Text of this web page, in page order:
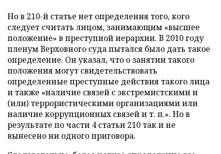
Но в 210-й статье нет определения того, кого
следует считать лицом, занимающим «высшее
положение» в преступной иерархии. В 2010 году
пленум Верховного суда пытался было дать такое
определение. Он указал, что о занятии такого
положения могут свидетельствовать
определенные преступные действия такого лица
и также «наличие связей с экстремистскими и
(или) террористическими организациями или
наличие коррупционных связей и т. п.». Но в
результате по части 4 статьи 210 так и не
вынесено ни одного приговора.